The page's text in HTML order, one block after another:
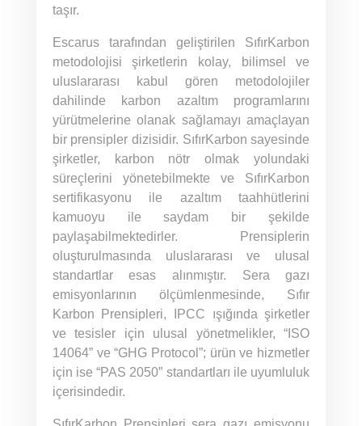
taşır.
Escarus tarafından geliştirilen SıfırKarbon
metodolojisi şirketlerin kolay, bilimsel ve
uluslararası kabul gören metodolojiler
dahilinde karbon azaltım programlarını
yürütmelerine olanak sağlamayı amaçlayan
bir prensipler dizisidir. SıfırKarbon sayesinde
şirketler, karbon nötr olmak yolundaki
süreçlerini yönetebilmekte ve SıfırKarbon
sertifikasyonu ile azaltım taahhütlerini
kamuoyu ile saydam bir şekilde
paylaşabilmektedirler. Prensiplerin
oluşturulmasında uluslararası ve ulusal
standartlar esas alınmıştır. Sera gazı
emisyonlarının ölçümlenmesinde, Sıfır
Karbon Prensipleri, IPCC ışığında şirketler
ve tesisler için ulusal yönetmelikler, “ISO
14064” ve “GHG Protocol”; ürün ve hizmetler
için ise “PAS 2050” standartları ile uyumluluk
içerisindedir.